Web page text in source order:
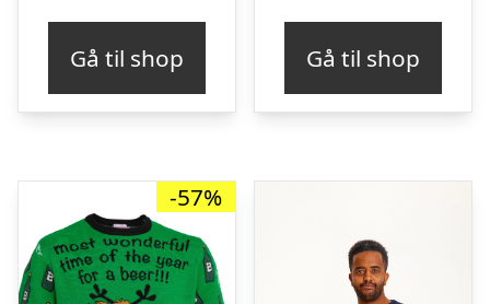
Gå til shop Gå til shop
-57%